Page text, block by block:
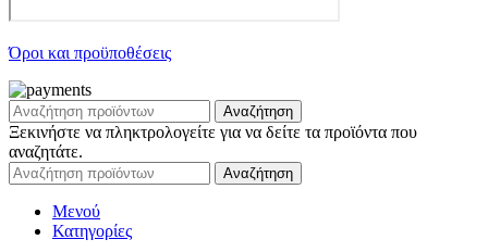
Όροι και προϋποθέσεις
Αναζήτηση
Ξεκινήστε να πληκτρολογείτε για να δείτε τα προϊόντα που
αναζητάτε.
Αναζήτηση
Μενού
Κατηγορίες